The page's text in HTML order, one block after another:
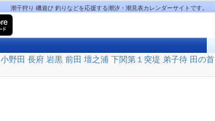
潮干狩り 磯遊び 釣りなどを応援する潮汐・潮見表カレンダーサイトです。
小野田 長府 岩黒 前田 壇之浦 下関第１突堤 弟子待 田の首